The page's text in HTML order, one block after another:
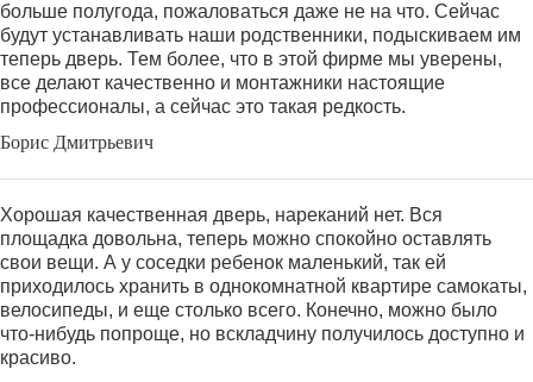
больше полугода, пожаловаться даже не на что. Сейчас
будут устанавливать наши родственники, подыскиваем им
теперь дверь. Тем более, что в этой фирме мы уверены,
все делают качественно и монтажники настоящие
профессионалы, а сейчас это такая редкость.
Борис Дмитрьевич
Хорошая качественная дверь, нареканий нет. Вся
площадка довольна, теперь можно спокойно оставлять
свои вещи. А у соседки ребенок маленький, так ей
приходилось хранить в однокомнатной квартире самокаты,
велосипеды, и еще столько всего. Конечно, можно было
что-нибудь попроще, но вскладчину получилось доступно и
красиво.